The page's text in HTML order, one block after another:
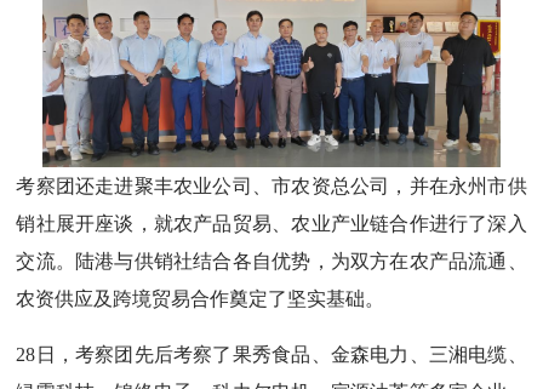
考察团还走进聚丰农业公司、市农资总公司，并在永州市供
销社展开座谈，就农产品贸易、农业产业链合作进行了深入
交流。陆港与供销社结合各自优势，为双方在农产品流通、
农资供应及跨境贸易合作奠定了坚实基础。
28日，考察团先后考察了果秀食品、金森电力、三湘电缆、